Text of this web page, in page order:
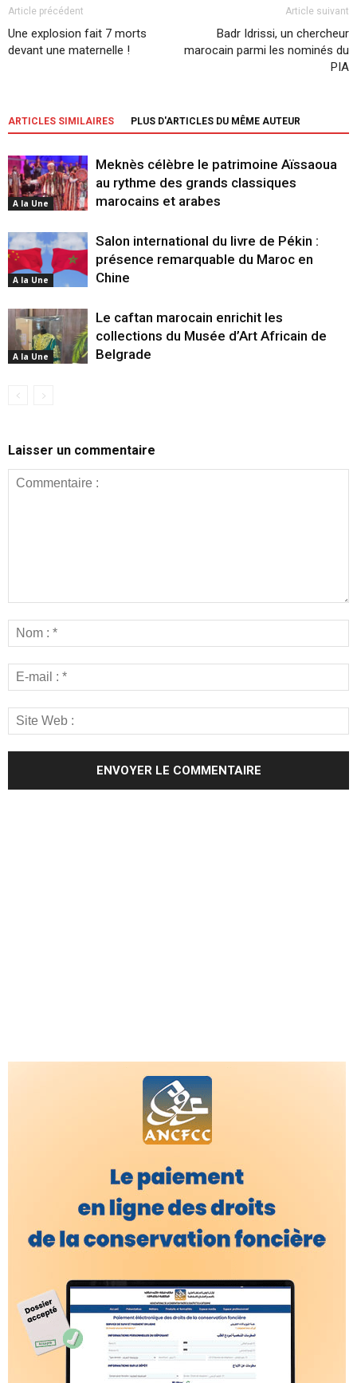
Article précédent
Une explosion fait 7 morts
devant une maternelle !
Article suivant
Badr Idrissi, un chercheur
marocain parmi les nominés du
PIA
ARTICLES SIMILAIRES PLUS D'ARTICLES DU MÊME AUTEUR
A la Une
Meknès célèbre le patrimoine Aïssaoua
au rythme des grands classiques
marocains et arabes
A la Une
Salon international du livre de Pékin :
présence remarquable du Maroc en
Chine
A la Une
Le caftan marocain enrichit les
collections du Musée d’Art Africain de
Belgrade
Laisser un commentaire